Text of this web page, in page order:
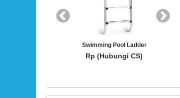
Hayward SP1419D White 3/4-Inch Opening
Hydrostream Directional Flow Inlet Fitting
With 1-1/2-Inch MIP Thread